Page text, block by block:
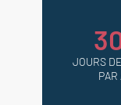
JOURS
PAR